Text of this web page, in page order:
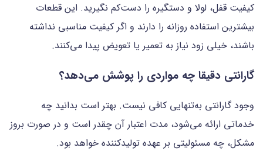
کیفیت قفل، لولا و دستگیره را دست‌کم نگیرید. این قطعات
بیشترین استفاده روزانه را دارند و اگر کیفیت مناسبی نداشته
باشند، خیلی زود نیاز به تعمیر یا تعویض پیدا می‌کنند.
گارانتی دقیقا چه مواردی را پوشش می‌دهد؟
وجود گارانتی به‌تنهایی کافی نیست. بهتر است بدانید چه
خدماتی ارائه می‌شود، مدت اعتبار آن چقدر است و در صورت بروز
مشکل، چه مسئولیتی بر عهده تولیدکننده خواهد بود.